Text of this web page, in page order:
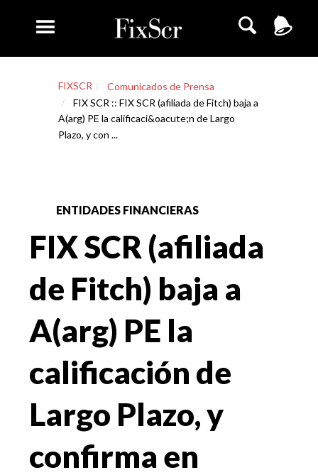
FIXSCR
Comunicados de Prensa
FIX SCR :: FIX SCR (afiliada de Fitch) baja a
A(arg) PE la calificaci&oacute;n de Largo
Plazo, y con ...
ENTIDADES FINANCIERAS
FIX SCR (afiliada
de Fitch) baja a
A(arg) PE la
calificación de
Largo Plazo, y
confirma en